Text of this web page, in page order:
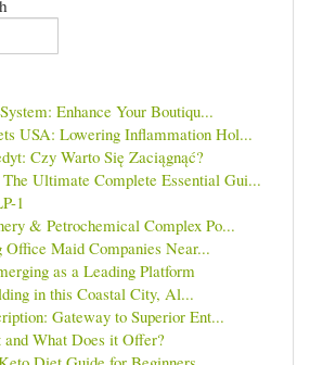
Enhance Your Boutiqu...
USA: Lowering Inflammation Hol...
Czy Warto Się Zaciągnąć?
Ultimate Complete Essential Gui...
1
& Petrochemical Complex Po...
Office Maid Companies Near...
as a Leading Platform
in this Coastal City, Al...
Gateway to Superior Ent...
What Does it Offer?